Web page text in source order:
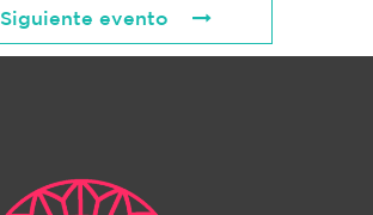
Siguiente evento